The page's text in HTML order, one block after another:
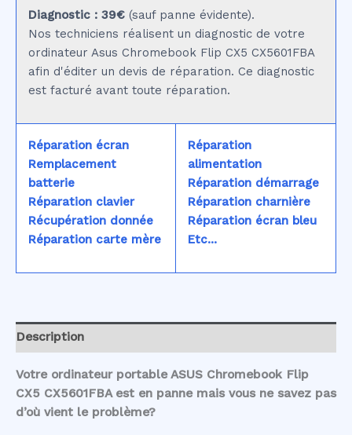
Diagnostic : 39€ (sauf panne évidente).
Nos techniciens réalisent un diagnostic de votre
ordinateur Asus Chromebook Flip CX5 CX5601FBA
afin d'éditer un devis de réparation. Ce diagnostic
est facturé avant toute réparation.
Réparation écran
Remplacement
batterie
Réparation clavier
Récupération donnée
Réparation carte mère
Réparation
alimentation
Réparation démarrage
Réparation charnière
Réparation écran bleu
Etc...
Description
Votre ordinateur portable ASUS Chromebook Flip
CX5 CX5601FBA est en panne mais vous ne savez pas
d’où vient le problème?